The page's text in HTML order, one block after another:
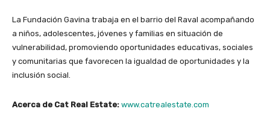
La Fundación Gavina trabaja en el barrio del Raval acompañando
a niños, adolescentes, jóvenes y familias en situación de
vulnerabilidad, promoviendo oportunidades educativas, sociales
y comunitarias que favorecen la igualdad de oportunidades y la
inclusión social.
Acerca de Cat Real Estate: www.catrealestate.com